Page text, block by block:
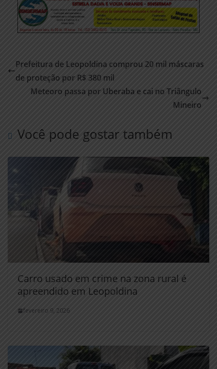
Prefeitura de Leopoldina comprou 20 mil máscaras
de proteção por R$ 380 mil
Meteoro passa por Uberaba e cai no Triângulo
Mineiro
Você pode gostar também
Carro usado em crime na zona rural é
apreendido em Leopoldina
fevereiro 9, 2026